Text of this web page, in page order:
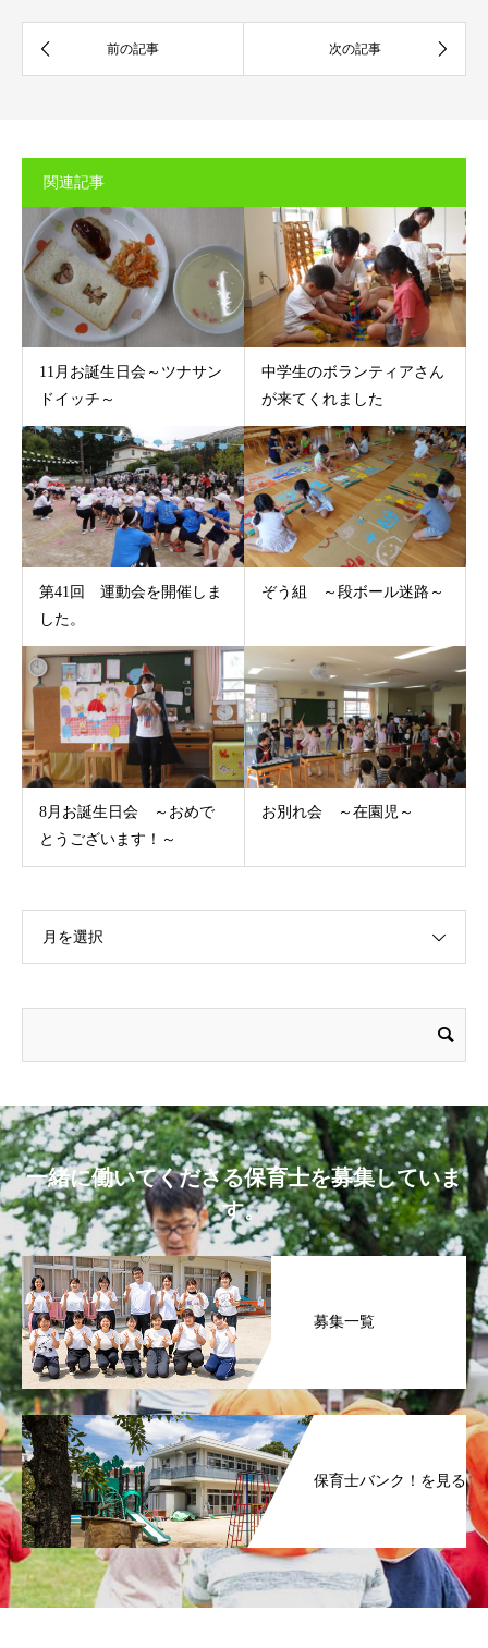
関連記事
11月お誕生日会～ツナサン
ドイッチ～
中学生のボランティアさん
が来てくれました
第41回 運動会を開催しま
した。
ぞう組 ～段ボール迷路～
8月お誕生日会 ～おめで
とうございます！～
お別れ会 ～在園児～
月を選択
一緒に働いてくださる保育士を募集していま
す。
募集一覧
保育士バンク！を見る